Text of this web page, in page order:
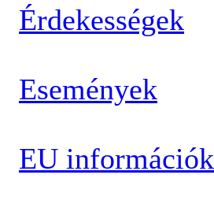
Érdekességek
Események
EU információk